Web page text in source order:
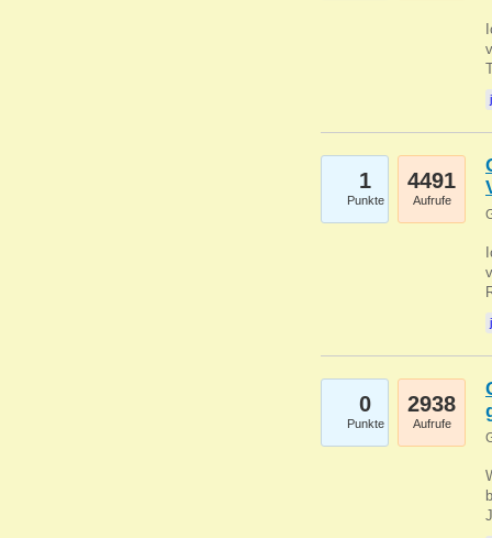
1
Punkte
4491
Aufrufe
0
Punkte
2938
Aufrufe